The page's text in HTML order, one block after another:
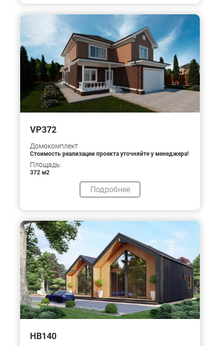
VP372
Домокомплект
Стоимость реализации проекта уточняйте у менеджера!
Площадь:
372 м2
Подробнее
HB140